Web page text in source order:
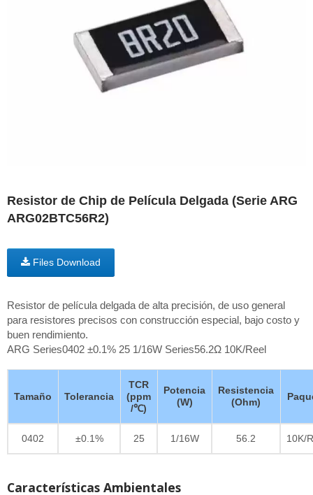
Resistor de Chip de Película Delgada (Serie ARG
ARG02BTC56R2)
Files Download
Resistor de película delgada de alta precisión, de uso general
para resistores precisos con construcción especial, bajo costo y
buen rendimiento.
ARG Series0402 ±0.1% 25 1/16W Series56.2Ω 10K/Reel
Tamaño Tolerancia
TCR
(ppm
/℃)
Potencia
(W)
Resistencia
(Ohm)
0402 ±0.1% 25 1/16W 56.2 10K/
Características Ambientales